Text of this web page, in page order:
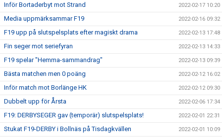
Inför Bortaderbyt mot Strand 2022-02-17 10:20
Media uppmärksammar F19 2022-02-16 09:32
F19 upp på slutspelsplats efter magiskt drama 2022-02-13 17:48
Fin seger mot seriefyran 2022-02-13 14:33
F19 spelar "Hemma-sammandrag" 2022-02-13 09:39
Bästa matchen men 0 poäng 2022-02-12 16:02
Inför match mot Borlänge HK 2022-02-12 09:30
Dubbelt upp för Årsta 2022-02-06 17:34
F19: DERBYSEGER gav (temporär) slutspelsplats! 2022-02-01 22:31
Stukat F19-DERBY i Bollnäs på Tisdagkvällen 2022-02-01 10:09